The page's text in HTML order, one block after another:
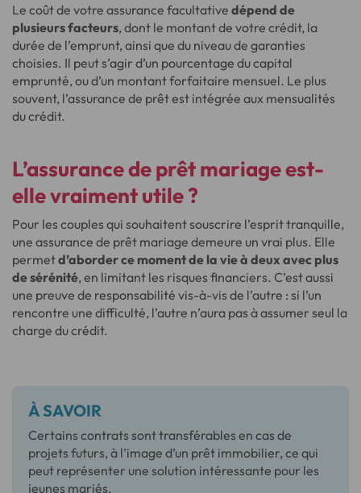
Le coût de votre assurance facultative dépend de
plusieurs facteurs, dont le montant de votre crédit, la
durée de l’emprunt, ainsi que du niveau de garanties
choisies. Il peut s’agir d’un pourcentage du capital
emprunté, ou d’un montant forfaitaire mensuel. Le plus
souvent, l’assurance de prêt est intégrée aux mensualités
du crédit.
L’assurance de prêt mariage est-
elle vraiment utile ?
Pour les couples qui souhaitent souscrire l’esprit tranquille,
une assurance de prêt mariage demeure un vrai plus. Elle
permetd’aborder ce moment de la vie à deux avec plus
de sérénité, en limitant les risques financiers. C’est aussi
une preuve de responsabilité vis-à-vis de l’autre : si l’un
rencontre une difficulté, l’autre n’aura pas à assumer seul la
charge du crédit.
À SAVOIR
Certains contrats sont transférables en cas de
projets futurs, à l’image d’un prêt immobilier, ce qui
peut représenter une solution intéressante pour les
jeunes mariés.